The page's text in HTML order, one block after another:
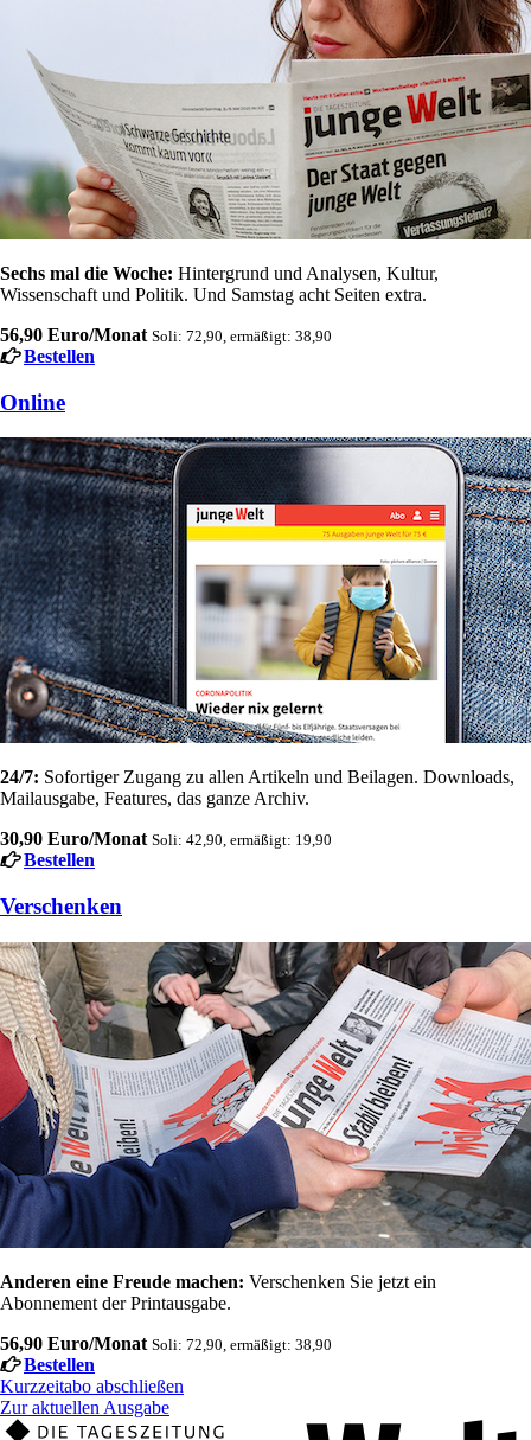
Sechs mal die Woche: Hintergrund und Analysen, Kultur,
Wissenschaft und Politik. Und Samstag acht Seiten extra.
56,90 Euro/Monat Soli: 72,90, ermäßigt: 38,90
Bestellen
Online
24/7: Sofortiger Zugang zu allen Artikeln und Beilagen. Downloads,
Mailausgabe, Features, das ganze Archiv.
30,90 Euro/Monat Soli: 42,90, ermäßigt: 19,90
Bestellen
Verschenken
Anderen eine Freude machen: Verschenken Sie jetzt ein
Abonnement der Printausgabe.
56,90 Euro/Monat Soli: 72,90, ermäßigt: 38,90
Bestellen
Kurzzeitabo abschließen
Zur aktuellen Ausgabe